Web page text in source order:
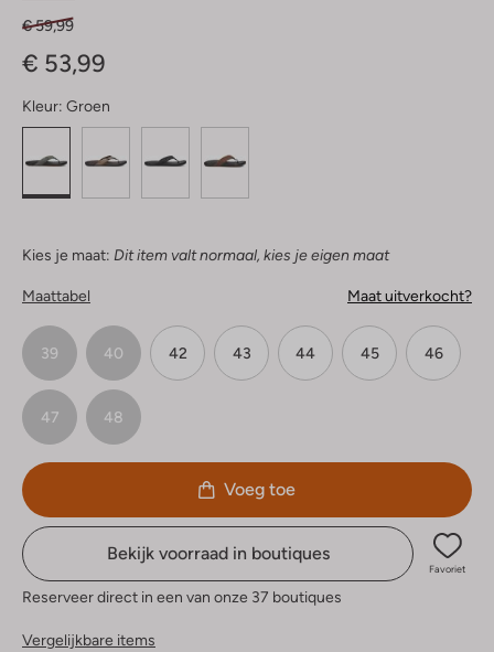
€ 59,99
€ 53,99
Kleur: Groen
Kies je maat: Dit item valt normaal, kies je eigen maat
Maattabel Maat uitverkocht?
39 40 42 43 44 45 46
47 48
Voeg toe
Bekijk voorraad in boutiques
Favoriet
Reserveer direct in een van onze 37 boutiques
Vergelijkbare items